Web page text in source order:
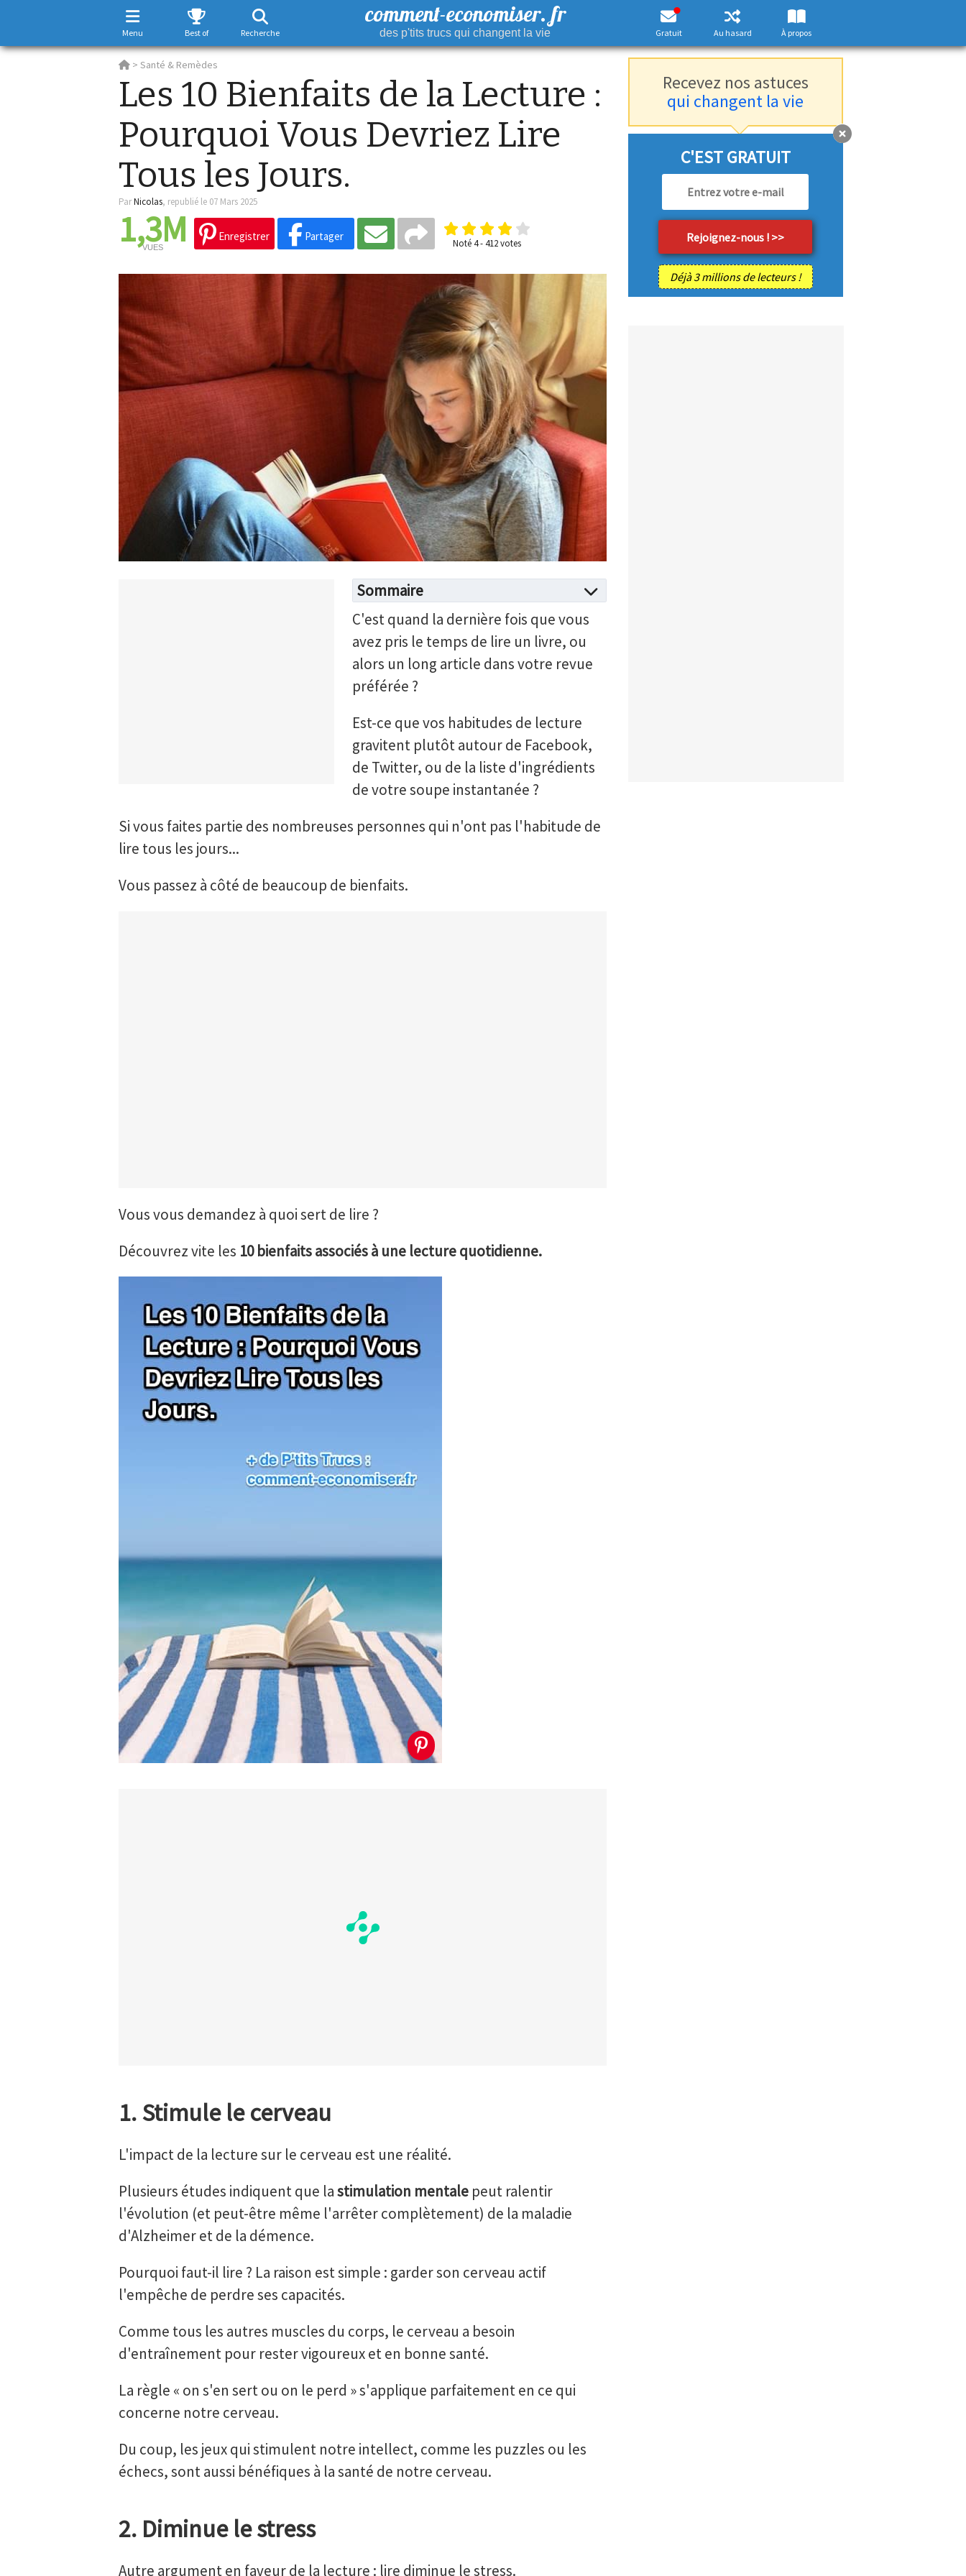
Menu Best of Recherche
comment-economiser. fr
des p'tits trucs qui changent la vie Gratuit Au hasard À propos
> Santé & Remèdes
Les 10 Bienfaits de la Lecture :
Pourquoi Vous Devriez Lire
Tous les Jours.
ParNicolas, republié le 07 Mars 2025
1,3M
VUES
Enregistrer Partager
Noté4-412 votes
Sommaire
C'est quand la dernière fois que vous
avez pris le temps de lire un livre, ou
alors un long article dans votre revue
préférée ?
Est-ce que vos habitudes de lecture
gravitent plutôt autour de Facebook,
de Twitter, ou de la liste d'ingrédients
de votre soupe instantanée ?
Si vous faites partie des nombreuses personnes qui n'ont pas l'habitude de
lire tous les jours...
Vous passez à côté de beaucoup de bienfaits.
Vous vous demandez à quoi sert de lire ?
Découvrez vite les 10 bienfaits associés à une lecture quotidienne.
1. Stimule le cerveau
L'impact de la lecture sur le cerveau est une réalité.
Plusieurs études indiquent que lastimulation mentalepeut ralentir
l'évolution (et peut-être même l'arrêter complètement) de la maladie
d'Alzheimer et de la démence.
Pourquoi faut-il lire ? La raison est simple : garder son cerveau actif
l'empêche de perdre ses capacités.
Comme tous les autres muscles du corps, le cerveau a besoin
d'entraînement pour rester vigoureux et en bonne santé.
La règle « on s'en sert ou on le perd » s'applique parfaitement en ce qui
concerne notre cerveau.
Du coup, les jeux qui stimulent notre intellect, comme les puzzles ou les
échecs, sont aussi bénéfiques à la santé de notre cerveau.
2. Diminue le stress
Autre argument en faveur de la lecture : lire diminue le stress.
Recevez nos astuces
qui changent la vie
C'EST GRATUIT
Déjà 3 millions de lecteurs !